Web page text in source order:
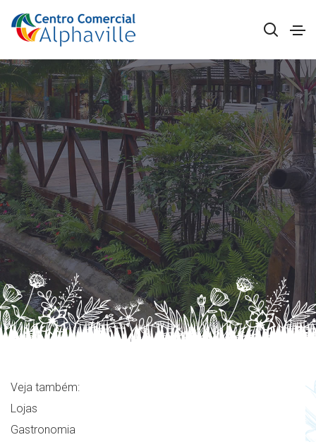
Veja também:
Lojas
Gastronomia